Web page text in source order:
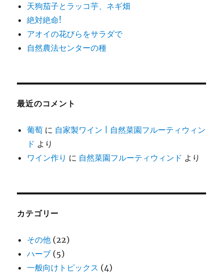
天狗茄子とラッコ芋、ネギ畑
絶対絶命!
アオイの花びらをサラダで
自然農法センターの種
最近のコメント
葡萄 に 自家製ワイン | 自然菜園フルーティウィン
ド より
ワイン作り に 自然菜園フルーティウィンド より
カテゴリー
その他 (22)
ハーブ (5)
一般向けトピックス (4)